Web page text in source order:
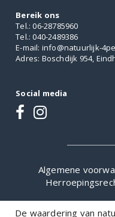
Bereik ons
Tel.: 06-28785960
Tel.: 040-2489386
E-mail: info@natuurlijk-
Adres: Boschdijk 954,
Social media
Algemene
De waardering van